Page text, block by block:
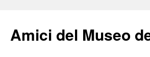
Amici del Museo